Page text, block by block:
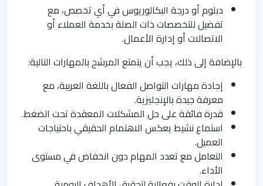
دبلوم أو درجة البكالوريوس في أي تخصص، مع
تفضيل للتخصصات ذات الصلة بخدمة العملاء أو
الاتصالات أو إدارة الأعمال.
بالإضافة إلى ذلك، يجب أن يتمتع المرشح بالمهارات التالية:
إجادة مهارات التواصل الفعال باللغة العربية، مع
معرفة جيدة بالإنجليزية.
قدرة فائقة على حل المشكلات المعقدة تحت الضغط.
استماع نشيط يعكس الاهتمام الحقيقي باحتياجات
العميل.
التعامل مع تعدد المهام دون انخفاض في مستوى
الأداء.